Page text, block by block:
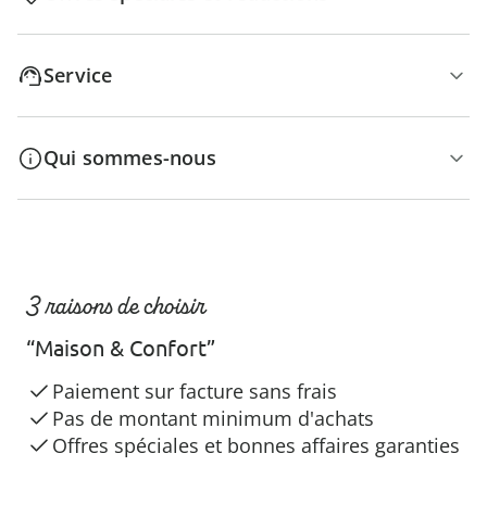
Service
Qui sommes-nous
3 raisons de choisir
“Maison & Confort”
Paiement sur facture sans frais
Pas de montant minimum d'achats
Offres spéciales et bonnes affaires garanties